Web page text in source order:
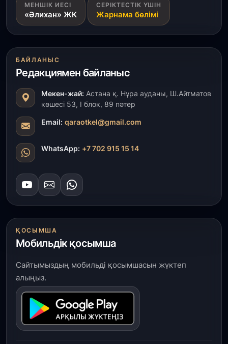
МЕНШІК ИЕСІ
«Әлихан» ЖК
СЕРІКТЕСТІК ҮШІН
Жарнама бөлімі
БАЙЛАНЫС
Редакциямен байланыс
Мекен-жай: Астана қ. Нұра ауданы, Ш.Айтматов
көшесі 53, І блок, 89 пәтер
Email: qaraotkel@gmail.com
WhatsApp: +7 702 915 15 14
ҚОСЫМША
Мобильдік қосымша
Сайтымыздың мобильді қосымшасын жүктеп
алыңыз.